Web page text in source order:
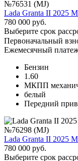
№76531 (MJ)
Lada Granta II 2025
780 000 руб.
Выберите срок
Первоначальный
Ежемесячный
Бензин
1.60
МКПП
белый
Передний
№76298 (MJ)
Lada Granta II 2025
780 000 руб.
Выберите срок